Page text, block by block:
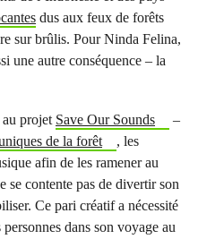
dus aux feux de forêts
sur brûlis. Pour Ninda Felina,
une autre conséquence – la
projet Save Our Sounds
–
de la forêt
, les
afin de les ramener au
se contente pas de divertir son
Ce pari créatif a nécessité
dans son voyage au